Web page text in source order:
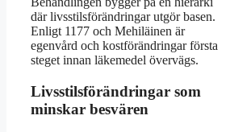
där livsstilsförändringar utgör basen.
Enligt 1177 och Mehiläinen är
egenvård och kostförändringar första
steget innan läkemedel övervägs.
Livsstilsförändringar som
minskar besvären